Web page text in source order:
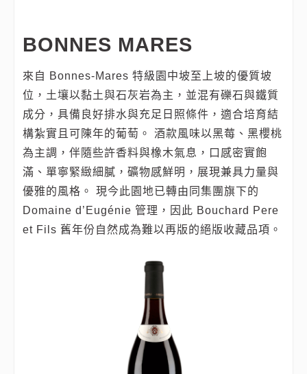
BONNES MARES
來自 Bonnes‑Mares 特級園中坡至上坡的優質坡
位，土壤以黏土與石灰岩為主，並混有礫石與鐵質
成分，具備良好排水與充足日照條件，適合培育結
構紮實且可陳年的葡萄。 酒款風味以黑莓、黑櫻桃
為主調，伴隨些許香料與橡木氣息，口感密實飽
滿、單寧緊緻細膩，礦物感鮮明，展現兼具力量與
優雅的風格。 現今此園地已轉由同集團旗下的
Domaine d’Eugénie 管理，因此 Bouchard Pere
et Fils 舊年份自然成為難以再版的絕版收藏品項。